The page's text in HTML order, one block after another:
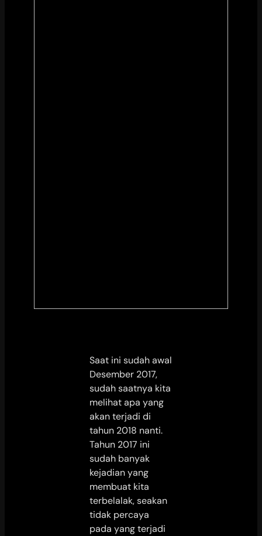
Saat ini sudah awal
Desember 2017,
sudah saatnya kita
melihat apa yang
akan terjadi di
tahun 2018 nanti.
Tahun 2017 ini
sudah banyak
kejadian yang
membuat kita
terbelalak, seakan
tidak percaya
pada yang terjadi